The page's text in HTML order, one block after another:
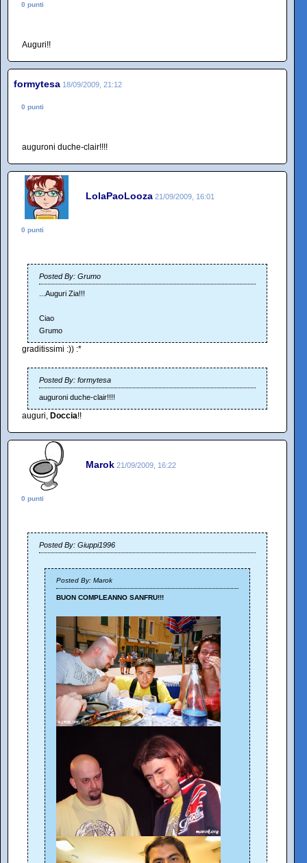
0 punti
Auguri!!
formytesa 18/09/2009, 21:12
0 punti
auguroni duche-clair!!!!
LolaPaoLooza 21/09/2009, 16:01
0 punti
Posted By: Grumo
...Auguri Zia!!!
Ciao
Grumo
graditissimi :)) :*
Posted By: formytesa
auguroni duche-clair!!!!
auguri, Doccia!!
Marok 21/09/2009, 16:22
0 punti
Posted By: Giuppi1996
Posted By: Marok
BUON COMPLEANNO SANFRU!!!